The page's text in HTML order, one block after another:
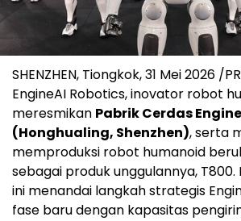
SHENZHEN, Tiongkok, 31 Mei 2026 /
EngineAI Robotics, inovator robot
meresmikan Pabrik Cerdas
(Honghualing, Shenzhen), serta
memproduksi robot humanoid
sebagai produk unggulannya,
ini menandai langkah strategis
fase baru dengan kapasitas